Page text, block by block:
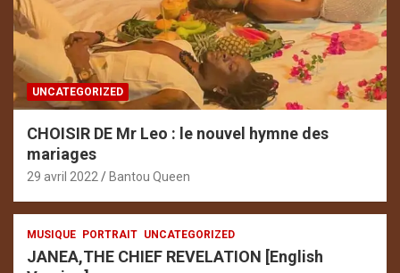
UNCATEGORIZED
CHOISIR DE Mr Leo : le nouvel hymne des
mariages
29 avril 2022 Bantou Queen
MUSIQUE PORTRAIT UNCATEGORIZED
JANEA,THE CHIEF REVELATION [English